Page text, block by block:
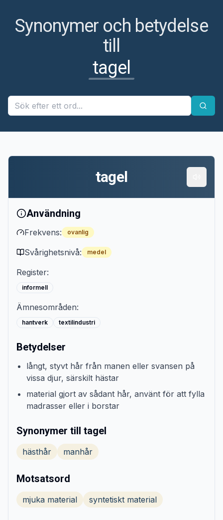
Synonymer och betydelse
till
tagel
tagel
Användning
Frekvens: ovanlig
Svårighetsnivå: medel
Register:
informell
Ämnesområden:
hantverk textilindustri
Betydelser
långt, styvt hår från manen eller svansen på
vissa djur, särskilt hästar
material gjort av sådant hår, använt för att fylla
madrasser eller i borstar
Synonymer till tagel
hästhår manhår
Motsatsord
mjuka material syntetiskt material